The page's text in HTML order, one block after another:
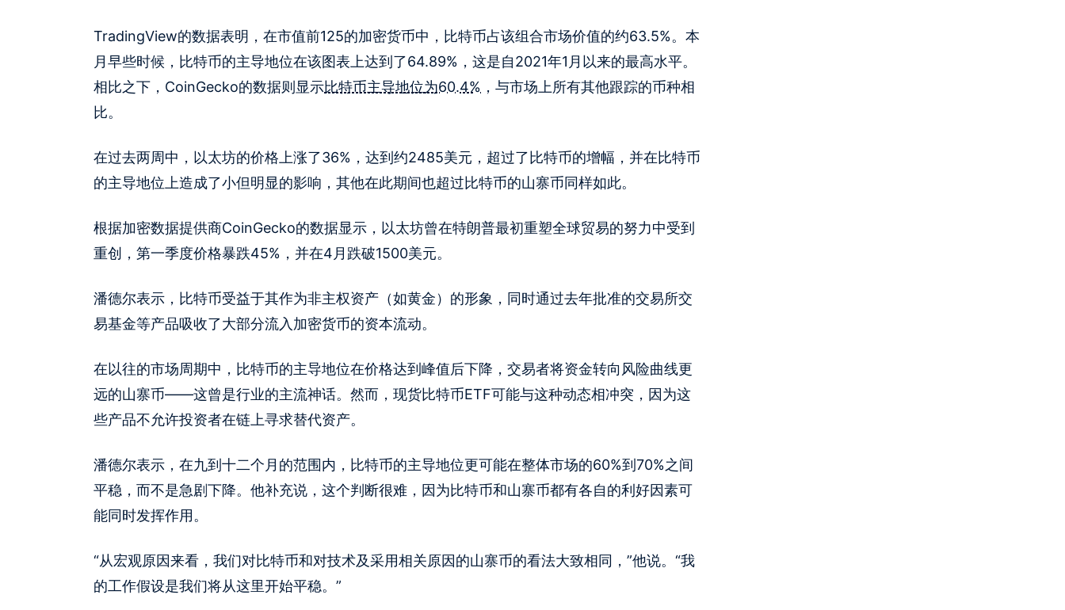
TradingView的数据表明，在市值前125的加密货币中，比特币占该组合市场价值的约63.5%。本
月早些时候，比特币的主导地位在该图表上达到了64.89%，这是自2021年1月以来的最高水平。
相比之下，CoinGecko的数据则显示比特币主导地位为60.4% ，与市场上所有其他跟踪的币种相
比。
在过去两周中，以太坊的价格上涨了36%，达到约2485美元，超过了比特币的增幅，并在比特币
的主导地位上造成了小但明显的影响，其他在此期间也超过比特币的山寨币同样如此。
根据加密数据提供商CoinGecko的数据显示，以太坊曾在特朗普最初重塑全球贸易的努力中受到
重创，第一季度价格暴跌45%，并在4月跌破1500美元。
潘德尔表示，比特币受益于其作为非主权资产（如黄金）的形象，同时通过去年批准的交易所交
易基金等产品吸收了大部分流入加密货币的资本流动。
在以往的市场周期中，比特币的主导地位在价格达到峰值后下降，交易者将资金转向风险曲线更
远的山寨币——这曾是行业的主流神话。然而，现货比特币ETF可能与这种动态相冲突，因为这
些产品不允许投资者在链上寻求替代资产。
潘德尔表示，在九到十二个月的范围内，比特币的主导地位更可能在整体市场的60%到70%之间
平稳，而不是急剧下降。他补充说，这个判断很难，因为比特币和山寨币都有各自的利好因素可
能同时发挥作用。
“从宏观原因来看，我们对比特币和对技术及采用相关原因的山寨币的看法大致相同，”他说。“我
的工作假设是我们将从这里开始平稳。”